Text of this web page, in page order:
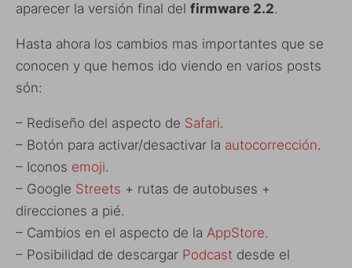
aparecer la versión final del firmware 2.2.
Hasta ahora los cambios mas importantes que se
conocen y que hemos ido viendo en varios posts
són:
– Rediseño del aspecto de Safari.
– Botón para activar/desactivar la autocorrección.
– Iconos emoji.
– Google Streets + rutas de autobuses +
direcciones a pié.
– Cambios en el aspecto de la AppStore.
– Posibilidad de descargar Podcast desde el